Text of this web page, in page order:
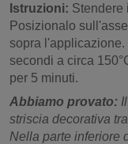
Istruzioni: Stendere
Posizionalo
sopra
secondi a circa
per 5 minuti.
Abbiamo provato:
striscia decorativa
Nella parte inferiore